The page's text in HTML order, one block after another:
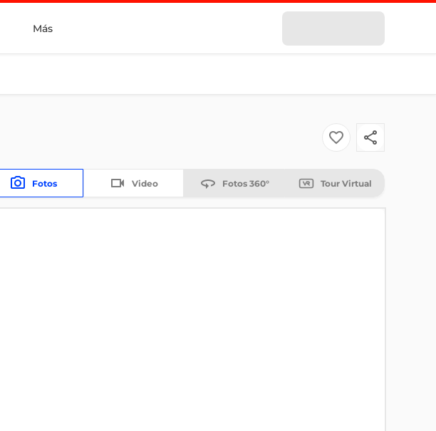
Más
Fotos Video Fotos 360° Tour Virtual